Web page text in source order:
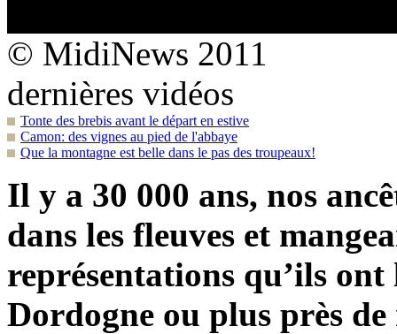
© MidiNews 2011
dernières vidéos
Tonte des brebis avant le départ en estive
Camon: des vignes au pied de l'abbaye
Que la montagne est belle dans le pas des troupeaux!
Il y a 30 000 ans, nos
dans les fleuves et
représentations qu’ils ont
Dordogne ou plus près